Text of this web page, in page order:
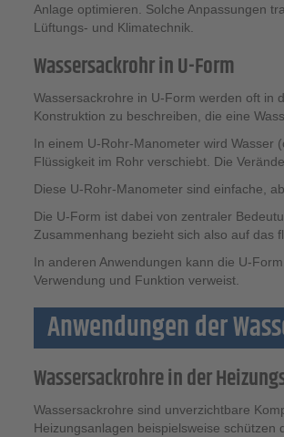
Anlage optimieren. Solche Anpassungen
Lüftungs- und Klimatechnik.
Wassersackrohr in U-Form
Wassersackrohre in U-Form werden oft in
Konstruktion zu beschreiben, die eine
In einem U-Rohr-Manometer wird Wasser
Flüssigkeit im Rohr verschiebt. Die
Diese U-Rohr-Manometer sind einfache,
Die U-Form ist dabei von zentraler
Zusammenhang bezieht sich also auf das
In anderen Anwendungen kann die U-
Verwendung und Funktion verweist.
Anwendungen der
Wassersackrohre in der
Wassersackrohre sind unverzichtbare
Heizungsanlagen beispielsweise